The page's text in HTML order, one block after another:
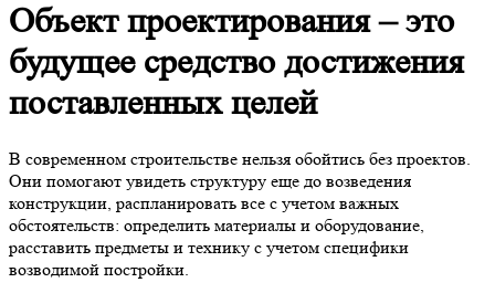
Объект проектирования – это
будущее средство достижения
поставленных целей
В современном строительстве нельзя обойтись без проектов.
Они помогают увидеть структуру еще до возведения
конструкции, распланировать все с учетом важных
обстоятельств: определить материалы и оборудование,
расставить предметы и технику с учетом специфики
возводимой постройки.